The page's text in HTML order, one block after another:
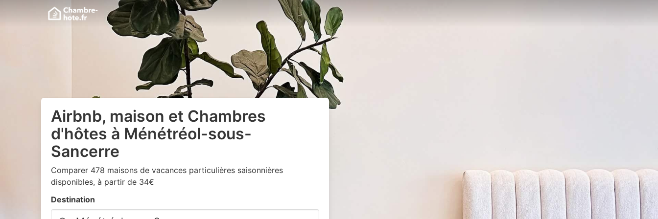
Airbnb, maison et Chambres
d'hôtes à Ménétréol-sous-
Sancerre
Comparer 478 maisons de vacances particulières saisonnières
disponibles, à partir de 34€
Destination